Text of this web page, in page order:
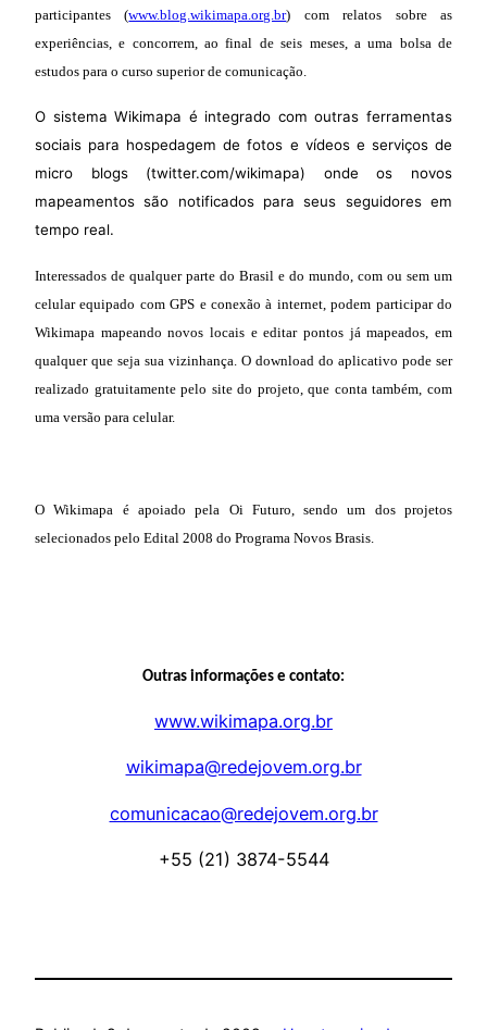
participantes (www.blog.wikimapa.org.br) com relatos sobre as
experiências, e concorrem, ao final de seis meses, a uma bolsa de
estudos para o curso superior de comunicação.
O sistema Wikimapa é integrado com outras ferramentas
sociais para hospedagem de fotos e vídeos e serviços de
micro blogs (twitter.com/wikimapa) onde os novos
mapeamentos são notificados para seus seguidores em
tempo real.
Interessados de qualquer parte do Brasil e do mundo, com ou sem um
celular equipado com GPS e conexão à internet, podem participar do
Wikimapa mapeando novos locais e editar pontos já mapeados, em
qualquer que seja sua vizinhança. O download do aplicativo pode ser
realizado gratuitamente pelo site do projeto, que conta também, com
uma versão para celular.
O Wikimapa é apoiado pela Oi Futuro, sendo um dos projetos
selecionados pelo Edital 2008 do Programa Novos Brasis.
Outras informações e contato:
www.wikimapa.org.br
wikimapa@redejovem.org.br
comunicacao@redejovem.org.br
+55 (21) 3874-5544